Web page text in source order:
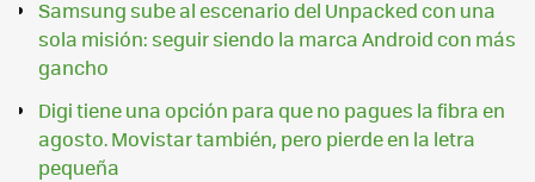
Samsung sube al escenario del Unpacked con una
sola misión: seguir siendo la marca Android con más
gancho
Digi tiene una opción para que no pagues la fibra en
agosto. Movistar también, pero pierde en la letra
pequeña